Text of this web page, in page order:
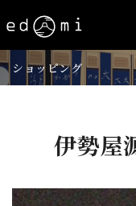
ショッピング
伊勢屋